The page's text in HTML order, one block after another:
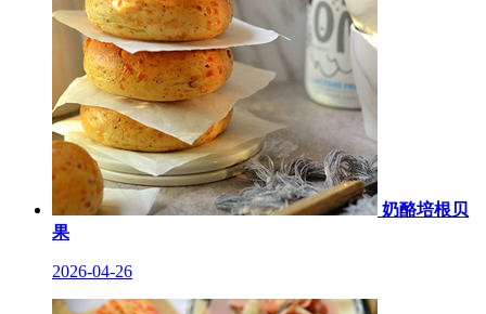
奶酪培根贝
果
2026-04-26